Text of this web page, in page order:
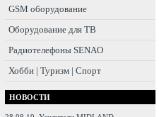
GSM оборудование
Оборудование для ТВ
Радиотелефоны SENAO
Хобби | Туризм | Спорт
НОВОСТИ